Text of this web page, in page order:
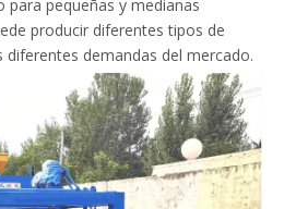
para pequeñas y medianas
producir diferentes tipos de
diferentes demandas del mercado.